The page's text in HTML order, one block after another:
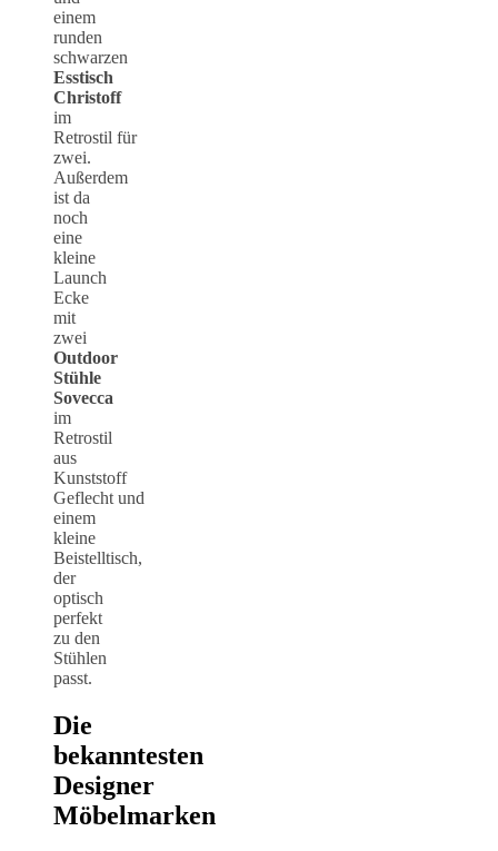
einem
runden
schwarzen
Esstisch
Christoff
im
Retrostil für
zwei.
Außerdem
ist da
noch
eine
kleine
Launch
Ecke
mit
zwei
Outdoor
Stühle
Sovecca
im
Retrostil
aus
Kunststoff
Geflecht und
einem
kleine
Beistelltisch,
der
optisch
perfekt
zu den
Stühlen
passt.
Die
bekanntesten
Designer
Möbelmarken